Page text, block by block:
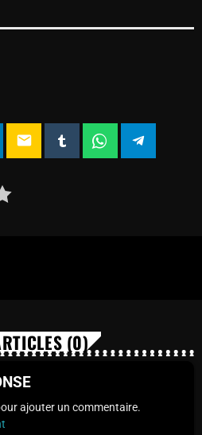
email
(0)
ajouter un commentaire.